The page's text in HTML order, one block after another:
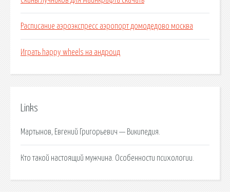
Расписание аэроэкспресс аэропорт домодедово москва
Играть happy wheels на андроид
Links
Мартынов, Евгений Григорьевич — Википедия.
Кто такой настоящий мужчина. Особенности психологии.